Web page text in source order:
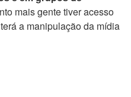
mais gente tiver acesso
a manipulação da mídia